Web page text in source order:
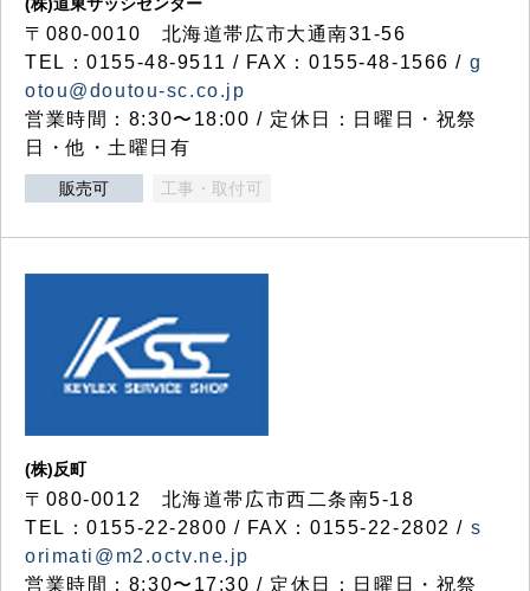
〒080-0010 北海道帯広市大通南31-56
TEL：0155-48-9511 / FAX：0155-48-1566 / g
otou@doutou-sc.co.jp
営業時間：8:30〜18:00 / 定休日：日曜日・祝祭
日・他・土曜日有
販売可 工事・取付可
(株)反町
〒080-0012 北海道帯広市西二条南5-18
TEL：0155-22-2800 / FAX：0155-22-2802 / s
orimati@m2.octv.ne.jp
営業時間：8:30〜17:30 / 定休日：日曜日・祝祭